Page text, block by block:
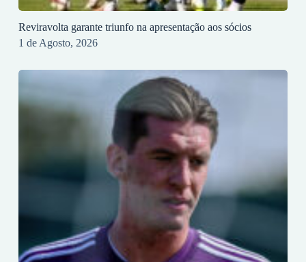
Reviravolta garante triunfo na apresentação aos sócios
1 de Agosto, 2026